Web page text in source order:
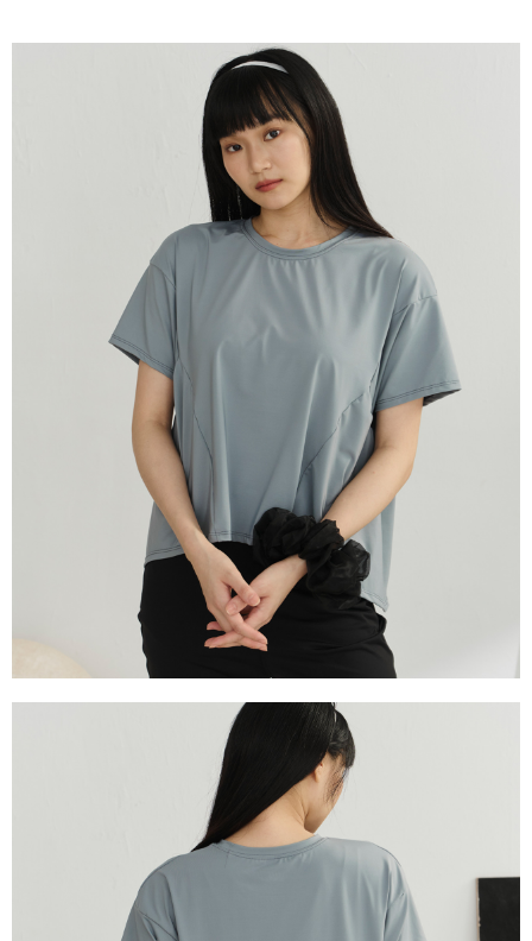
３．未成年的使用者請事先徵得法定代理人或監護人之同意方可使用
「AFTEE先享後付」，若未經同意申辦者引起之損失，本公司不負相關責
４．使用「AFTEE先享後付」時，將依據個別帳號之用戶狀況，依本公司即
時審查核予不同之上限額度；若仍有額度不足之情形，本公司將視審查結果
５．嚴禁一人註冊多個帳號或使用他人資訊註冊。若發現惡意使用之情形，
恩沛科技股份有限公司將有權停止該用戶之使用額度並採取法律行動。
每筆NT$80，滿NT$1,200(含以上)免運費
每筆NT$80，滿NT$1,200(含以上)免運費